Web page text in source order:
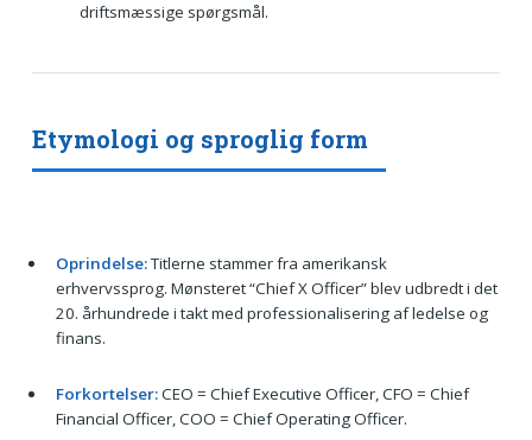
driftsmæssige spørgsmål.
Etymologi og sproglig form
Oprindelse:Titlerne stammer fra amerikansk
erhvervssprog. Mønsteret “Chief X Officer” blev udbredt i det
20. århundrede i takt med professionalisering af ledelse og
finans.
Forkortelser:CEO = Chief Executive Officer, CFO = Chief
Financial Officer, COO = Chief Operating Officer.